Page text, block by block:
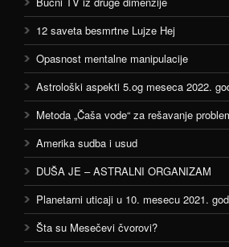
12 saveta besmrtne Lujze Hej
Opasnost mentalne manipulacije
Astrološki aspekti 5.og meseca 2022.
Metoda „Čaša vode“ za rešavanje
Amerika sudba i usud
DUŠA JE – ASTRALNI ORGANIZAM
Planetarni uticaji u 10. mesecu 2021.
Šta su Mesečevi čvorovi?